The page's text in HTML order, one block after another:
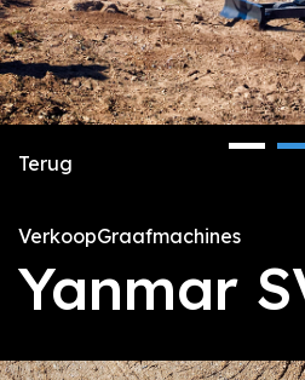
Terug
VerkoopGraafmachines
Yanmar